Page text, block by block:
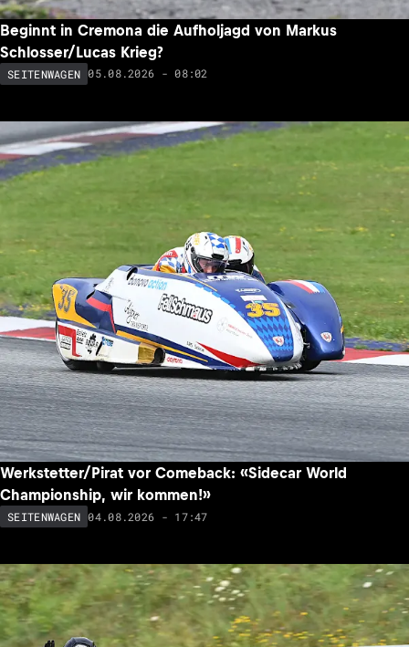
Beginnt in Cremona die Aufholjagd von Markus
Schlosser/Lucas Krieg?
SEITENWAGEN 05.08.2026 - 08:02
Werkstetter/Pirat vor Comeback: «Sidecar World
Championship, wir kommen!»
SEITENWAGEN 04.08.2026 - 17:47